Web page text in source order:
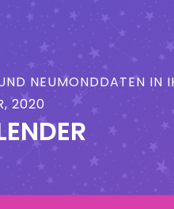
NEUMONDDATEN IN
2020